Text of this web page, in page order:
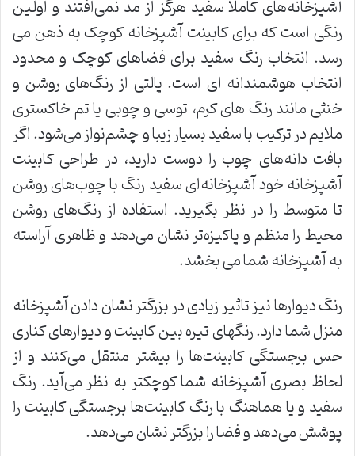
آشپزخانه‌های کاملا سفید هرگز از مد نمی‌افتند و اولین
رنگی است که برای کابینت آشپزخانه کوچک به ذهن می
رسد. انتخاب رنگ سفید برای فضاهای کوچک و محدود
انتخاب هوشمندانه ای است. پالتی از رنگ‌های روشن و
خنثی مانند رنگ های کرم، توسی و چوبی یا تم خاکستری
ملایم در ترکیب با سفید بسیار زیبا و چشم‌نواز می‌شود. اگر
بافت دانه‌های چوب را دوست دارید، در طراحی کابینت
آشپزخانه خود آشپزخانه‌ای سفید رنگ با چوب‌های روشن
تا متوسط را در نظر بگیرید. استفاده از رنگ‌های روشن
محیط را منظم و پاکیزه‌تر نشان می‌دهد و ظاهری آراسته
به آشپزخانه شما می بخشد.
رنگ دیوارها نیز تاثیر زیادی در بزرگتر نشان دادن آشپزخانه
منزل شما دارد. رنگهای تیره بین کابینت و دیوارهای کناری
حس برجستگی کابینت‌ها را بیشتر منتقل می‌کنند و از
لحاظ بصری آشپزخانه شما کوچکتر به نظر می‌آید. رنگ
سفید و یا هماهنگ با رنگ کابینت‌ها برجستگی کابینت را
پوشش می‌دهد و فضا را بزرگتر نشان می‌دهد.